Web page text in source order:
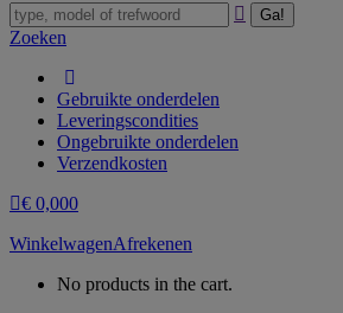
Zoeken:
Zoeken
Gebruikte onderdelen
Leveringscondities
Ongebruikte onderdelen
Verzendkosten
€ 0,000
WinkelwagenAfrekenen
No products in the cart.